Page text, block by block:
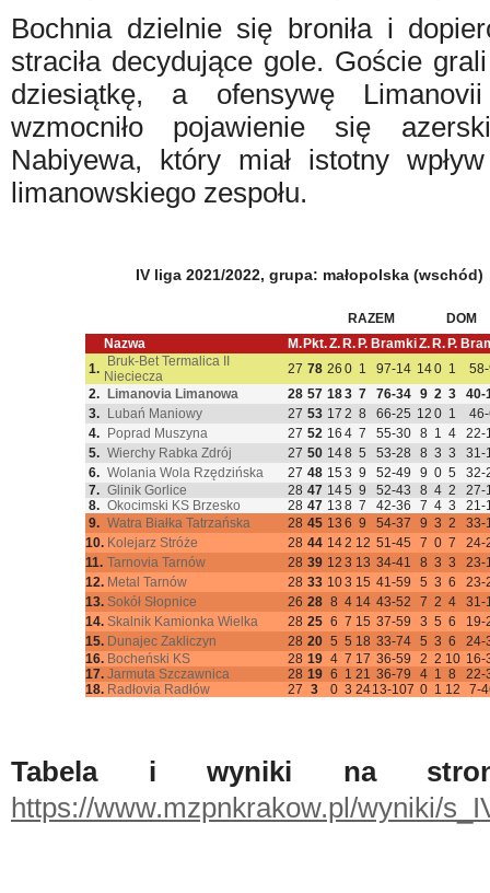
Bochnia dzielnie się broniła i
straciła decydujące gole. Goście
dziesiątkę, a ofensywę
wzmocniło pojawienie się
Nabiyewa, który miał istotny
limanowskiego zespołu.
IV liga 2021/2022, grupa: małopolska (wschód)
RAZEM
DOM
Nazwa
M. Pkt.Z. R. P. BramkiZ. R. P.
1.
Bruk-Bet Termalica II
Nieciecza
27 78 26 0 1 97-14 140 1
2.
Limanovia Limanowa 28 57 183 7 76-34 9 2 3
40-
3.
Lubań Maniowy 27 53 17 2 8 66-25 12 0 1
4.
Poprad Muszyna 27 52 16 4 7 55-30 8 1 4
22-
5. Wierchy Rabka Zdrój 27 50 148 5 53-28 8 3 3
31-
6. Wolania Wola Rzędzińska 27 48 15 3 9 52-49 9 0 5
32-
7. Glinik Gorlice 28 47 145 9 52-43 8 4 2
27-
8. Okocimski KS Brzesko 28 47 13 8 7 42-36 7 4 3
21-
9. Watra Białka Tatrzańska 28 45 13 6 9 54-37 9 3 2
33-
10. Kolejarz Stróże 28 44 142 12 51-45 7 0 7
24-
11. Tarnovia Tarnów 28 39 12 3 13 34-41 8 3 3
23-
12. Metal Tarnów 28 33 103 15 41-59 5 3 6
23-
13. Sokół Słopnice 26 28 8 4 14 43-52 7 2 4
31-
14. Skalnik Kamionka Wielka 28 25 6 7 15 37-59 3 5 6
19-
15. Dunajec Zakliczyn 28 20 5 5 18 33-74 5 3 6
24-
16. Bocheński KS 28 19 4 7 17 36-59 2 2 10 16-
17. Jarmuta Szczawnica 28 19 6 1 21 36-79 4 1 8
22-
18. Radłovia Radłów 27 3 0 3 2413-107 0 1 12 7-
Tabela i wyniki na
https://www.mzpnkrakow.pl/wyniki/